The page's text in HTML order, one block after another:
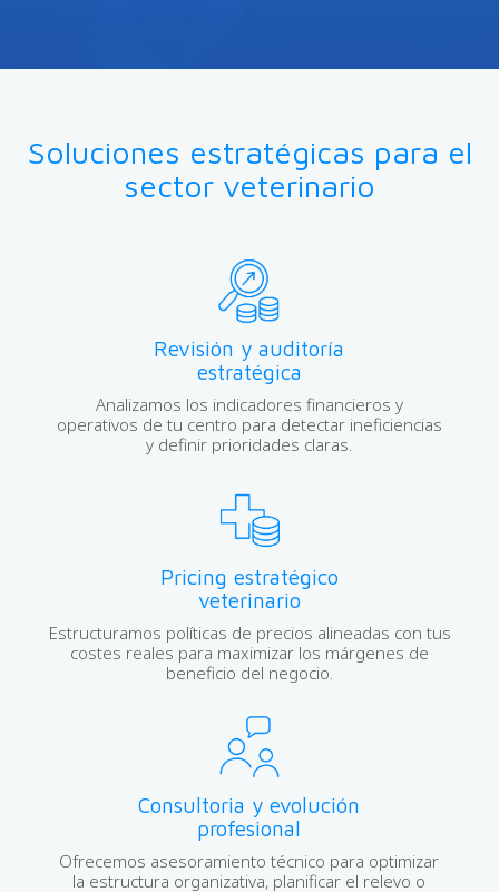
Soluciones estratégicas para el
sector veterinario
Revisión y auditoría
estratégica
Analizamos los indicadores financieros y
operativos de tu centro para detectar ineficiencias
y definir prioridades claras.
Pricing estratégico
veterinario
Estructuramos políticas de precios alineadas con tus
costes reales para maximizar los márgenes de
beneficio del negocio.
Consultoria y evolución
profesional
Ofrecemos asesoramiento técnico para optimizar
la estructura organizativa, planificar el relevo o